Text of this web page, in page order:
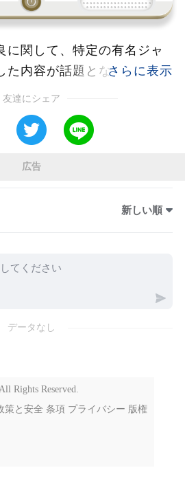
に関して、特定の有名ジャ
た内容が話題となっていま
から体調を崩し、特に胃腸
、ストレスが原因の一つと
への責任感が強く、過去に
友達にシェア
広告
新しい順
データなし
Rights Reserved.
策と安全 条項 プライバシー 版権